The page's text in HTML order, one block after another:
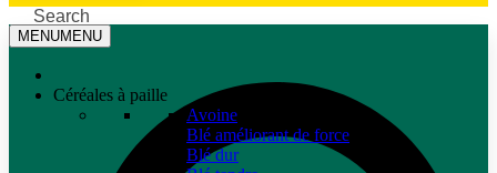
Search
MENUMENU
Céréales à paille
Avoine
Blé améliorant de force
Blé dur